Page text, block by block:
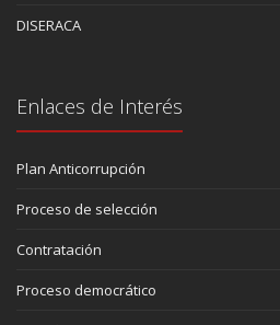
DISERACA
Enlaces de Interés
Plan Anticorrupción
Proceso de selección
Contratación
Proceso democrático